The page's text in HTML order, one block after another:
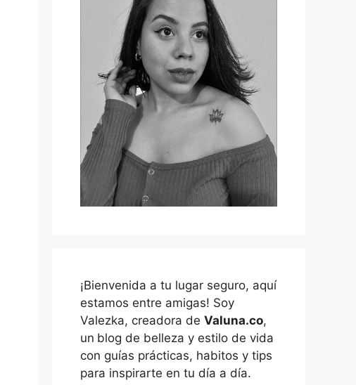
¡Bienvenida a tu lugar seguro, aquí
estamos entre amigas! Soy
Valezka, creadora de Valuna.co,
un blog de belleza y estilo de vida
con guías prácticas, habitos y tips
para inspirarte en tu día a día.